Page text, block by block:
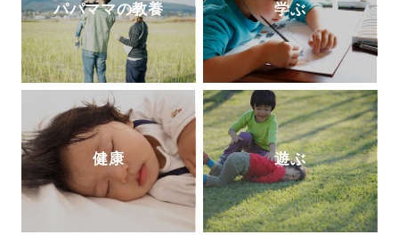
パパママの教養 学ぶ
健康 遊ぶ